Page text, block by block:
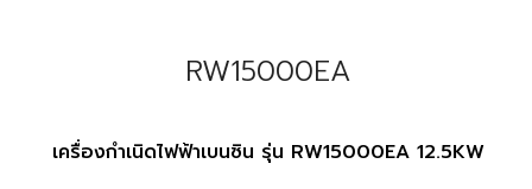
RW15000EA
เครื่องกำเนิดไฟฟ้าเบนซิน รุ่น RW15000EA 12.5KW